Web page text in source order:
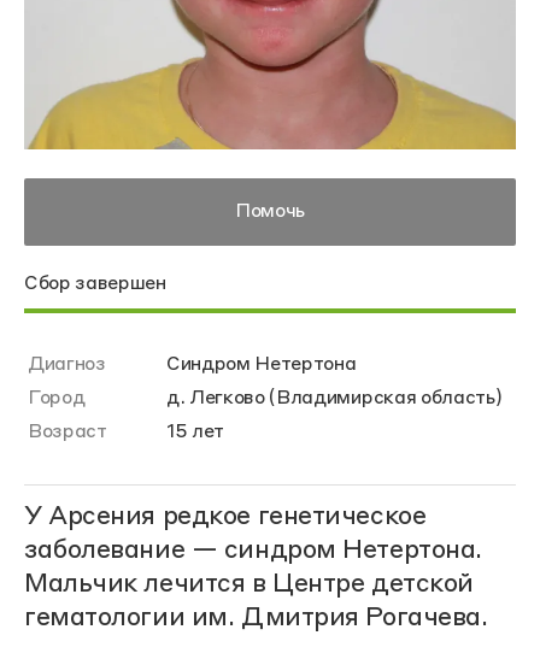
Помочь
Сбор завершен
Диагноз
Синдром Нетертона
Город
д. Легково (Владимирская область)
Возраст
15 лет
У Арсения редкое генетическое
заболевание — синдром Нетертона.
Мальчик лечится в Центре детской
гематологии им. Дмитрия Рогачева.